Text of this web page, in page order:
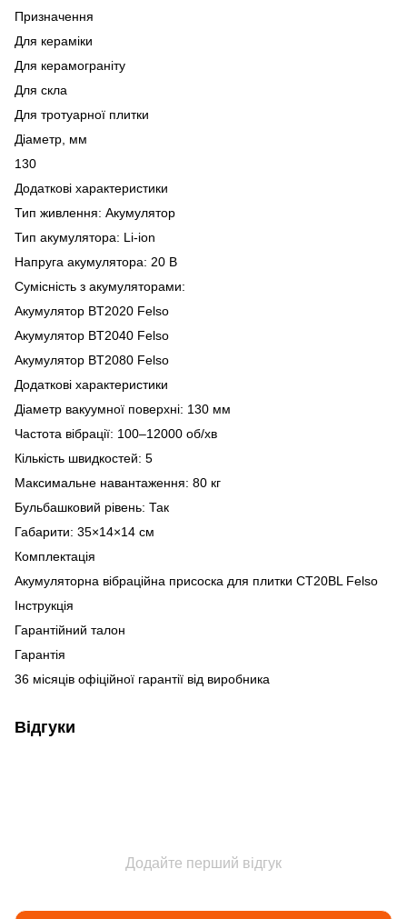
Призначення
Для кераміки
Для керамограніту
Для скла
Для тротуарної плитки
Діаметр, мм
130
Додаткові характеристики
Тип живлення: Акумулятор
Тип акумулятора: Li-ion
Напруга акумулятора: 20 В
Сумісність з акумуляторами:
Акумулятор BT2020 Felso
Акумулятор BT2040 Felso
Акумулятор BT2080 Felso
Додаткові характеристики
Діаметр вакуумної поверхні: 130 мм
Частота вібрації: 100–12000 об/хв
Кількість швидкостей: 5
Максимальне навантаження: 80 кг
Бульбашковий рівень: Так
Габарити: 35×14×14 см
Комплектація
Акумуляторна вібраційна присоска для плитки CT20BL Felso
Інструкція
Гарантійний талон
Гарантія
36 місяців офіційної гарантії від виробника
Відгуки
Додайте перший відгук